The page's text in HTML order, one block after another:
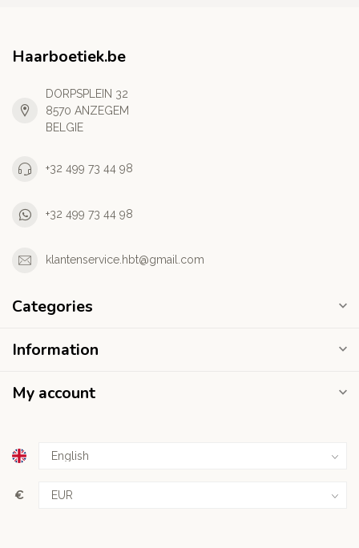
Haarboetiek.be
DORPSPLEIN 32
8570 ANZEGEM
BELGIE
+32 499 73 44 98
+32 499 73 44 98
klantenservice.hbt@gmail.com
Categories
Information
My account
€